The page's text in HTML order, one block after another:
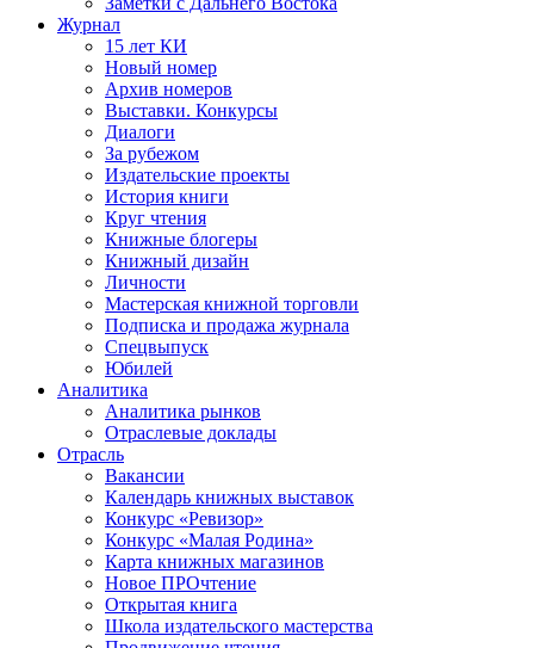
Журнал
15 лет КИ
Новый номер
Архив номеров
Выставки. Конкурсы
Диалоги
За рубежом
Издательские проекты
История книги
Круг чтения
Книжные блогеры
Книжный дизайн
Личности
Мастерская книжной торговли
Подписка и продажа журнала
Спецвыпуск
Юбилей
Аналитика
Аналитика рынков
Отраслевые доклады
Отрасль
Вакансии
Календарь книжных выставок
Конкурс «Ревизор»
Конкурс «Малая Родина»
Карта книжных магазинов
Новое ПРОчтение
Открытая книга
Школа издательского мастерства